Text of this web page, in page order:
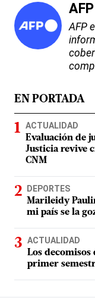
AFP
AFP
EN PORTADA
ACTUALIDAD
Evaluación de
Justicia revive
CNM
DEPORTES
Marileidy
mi país se la
ACTUALIDAD
Los decomisos
primer